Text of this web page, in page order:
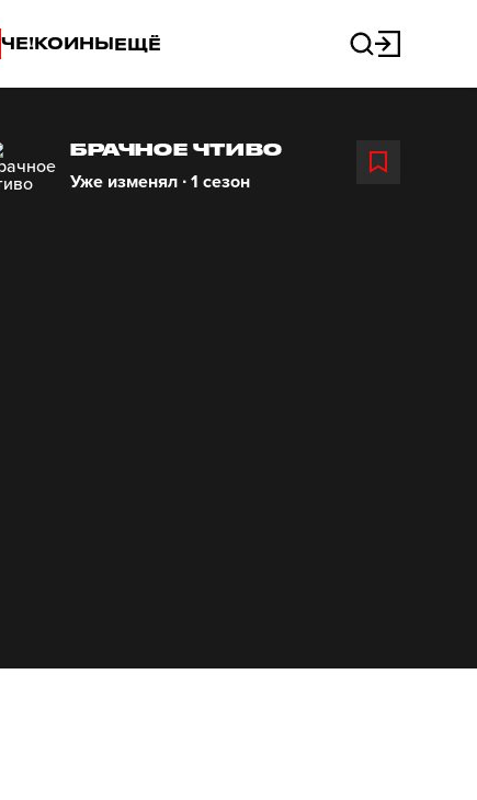
ЧЕ!КОИНЫЕЩЁ
БРАЧНОЕ ЧТИВО
Уже изменял ∙ 1 сезон